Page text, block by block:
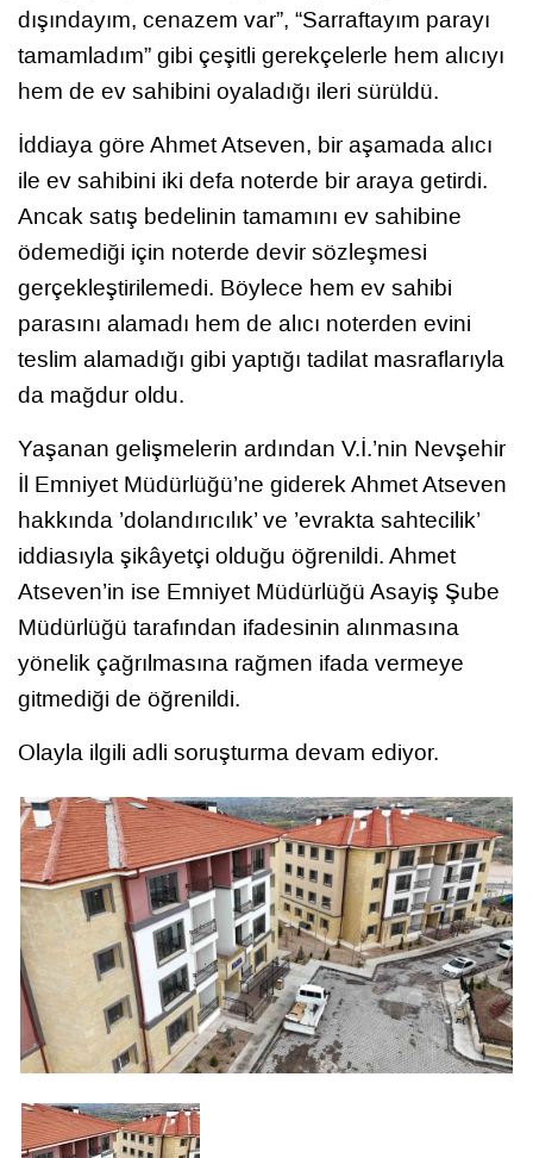
dışındayım, cenazem var”, “Sarraftayım parayı
tamamladım” gibi çeşitli gerekçelerle hem alıcıyı
hem de ev sahibini oyaladığı ileri sürüldü.
İddiaya göre Ahmet Atseven, bir aşamada alıcı
ile ev sahibini iki defa noterde bir araya getirdi.
Ancak satış bedelinin tamamını ev sahibine
ödemediği için noterde devir sözleşmesi
gerçekleştirilemedi. Böylece hem ev sahibi
parasını alamadı hem de alıcı noterden evini
teslim alamadığı gibi yaptığı tadilat masraflarıyla
da mağdur oldu.
Yaşanan gelişmelerin ardından V.İ.’nin Nevşehir
İl Emniyet Müdürlüğü’ne giderek Ahmet Atseven
hakkında ’dolandırıcılık’ ve ’evrakta sahtecilik’
iddiasıyla şikâyetçi olduğu öğrenildi. Ahmet
Atseven’in ise Emniyet Müdürlüğü Asayiş Şube
Müdürlüğü tarafından ifadesinin alınmasına
yönelik çağrılmasına rağmen ifada vermeye
gitmediği de öğrenildi.
Olayla ilgili adli soruşturma devam ediyor.